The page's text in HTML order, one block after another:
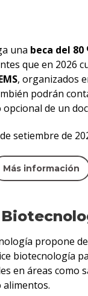
una beca del 80
que en 2026
, organizados
podrán
de un
setiembre de
Más información
propone
biotecnología
en áreas como
alimentos.